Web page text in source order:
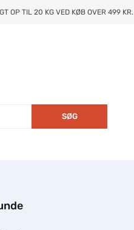
OP TIL 20 KG VED KØB OVER 499 KR.
SØG